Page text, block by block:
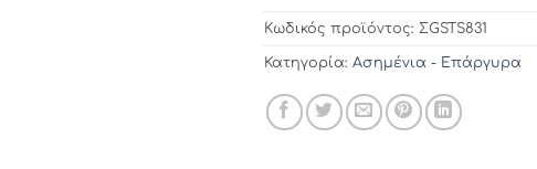
Κωδικός προϊόντος: ΣGSTS831
Κατηγορία: Ασημένια - Επάργυρα